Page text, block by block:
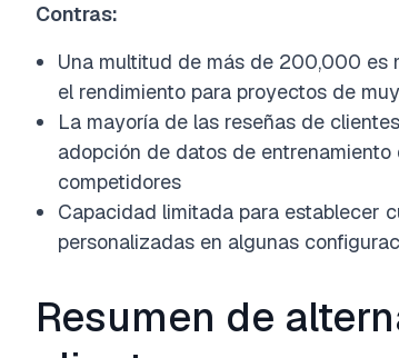
Contras:
Una multitud de más de 200,000 es
el rendimiento para proyectos de
La mayoría de las reseñas de
adopción de datos de
competidores
Capacidad limitada para establecer
personalizadas en algunas
Resumen de